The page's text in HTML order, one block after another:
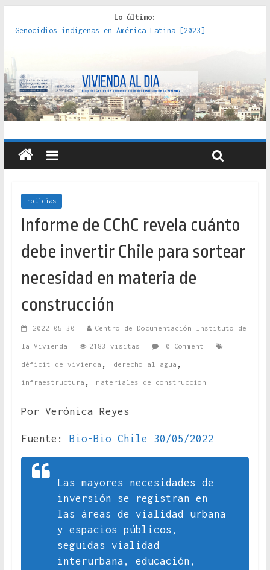
Lo último:
Genocidios indígenas en América Latina [2023]
políticas, prácticas y representaciones [2022]
crítica de las fronteras latinoamericanas [2020]
Criterios técnicos para una vivienda adecuada [2019]
Red de consultorios de la Caja del Seguro Obrero en
Santiago : un patrimonio emblemático [2014]
noticias
Informe de CChC revela cuánto
debe invertir Chile para sortear
necesidad en materia de
construcción
2022-05-30 Centro de Documentación Instituto de
la Vivienda 2183 visitas 0 Comment
déficit de vivienda , derecho al agua ,
infraestructura , materiales de construccion
Por Verónica Reyes
Fuente: Bio-Bio Chile 30/05/2022
Las mayores necesidades de
inversión se registran en
las áreas de vialidad urbana
y espacios públicos,
seguidas vialidad
interurbana, educación,